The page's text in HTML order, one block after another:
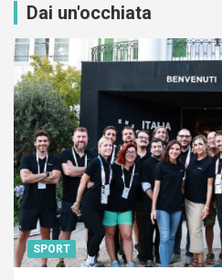
Dai un'occhiata
SPORT